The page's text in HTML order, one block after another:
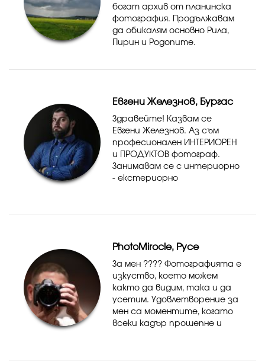
богат архив от планинска
фотография. Продължавам
да обикалям основно Рила,
Пирин и Родопите.
Евгени Железнов, Бургас
Здравейте! Казвам се
Евгени Железнов. Аз съм
професионален ИНТЕРИОРЕН
и ПРОДУКТОВ фотограф.
Занимавам се с интериорно
- екстериорно
уебсайтове, каталози,
PhotoMirocle, Русе
За мен ???? Фотографията е
изкуство, което можем
както да видим, така и да
усетим. Удовлетворение за
мен са моментите, когато
всеки кадър прошепне и
у Вас. Като изключително